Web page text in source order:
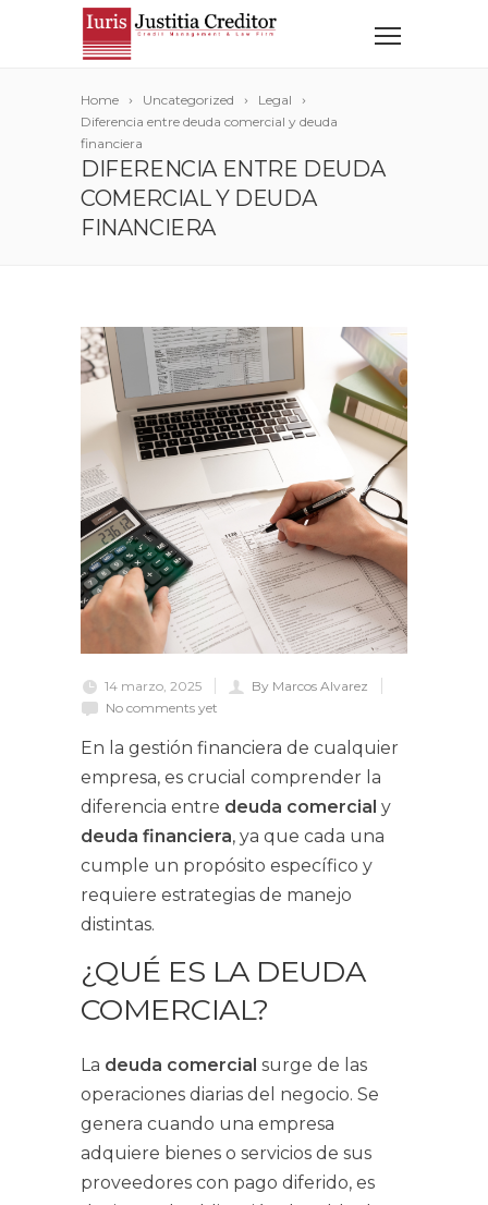
Home Uncategorized
Legal
Diferencia entre deuda comercial y deuda
financiera
DIFERENCIA ENTRE DEUDA
COMERCIAL Y DEUDA
FINANCIERA
14 marzo, 2025
By Marcos Alvarez
No comments yet
En la gestión financiera de cualquier
empresa, es crucial comprender la
diferencia entre deuda comercial y
deuda financiera, ya que cada una
cumple un propósito específico y
requiere estrategias de manejo
distintas.
¿QUÉ ES LA DEUDA
COMERCIAL?
La deuda comercial surge de las
operaciones diarias del negocio. Se
genera cuando una empresa
adquiere bienes o servicios de sus
proveedores con pago diferido, es